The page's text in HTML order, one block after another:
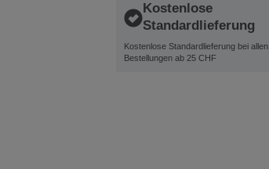
Kostenlose
Standardlieferung
Kostenlose Standardlieferung bei allen
Bestellungen ab 25 CHF